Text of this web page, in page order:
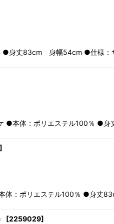
●身丈83cm 身幅54cm ●仕様：
●本体：ポリエステル100％
]
体：ポリエステル100％ ●身
[2259029]